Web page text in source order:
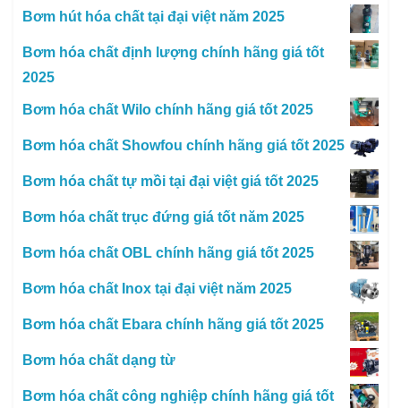
Bơm hút hóa chất tại đại việt năm 2025
Bơm hóa chất định lượng chính hãng giá tốt
2025
Bơm hóa chất Wilo chính hãng giá tốt 2025
Bơm hóa chất Showfou chính hãng giá tốt 2025
Bơm hóa chất tự mồi tại đại việt giá tốt 2025
Bơm hóa chất trục đứng giá tốt năm 2025
Bơm hóa chất OBL chính hãng giá tốt 2025
Bơm hóa chất Inox tại đại việt năm 2025
Bơm hóa chất Ebara chính hãng giá tốt 2025
Bơm hóa chất dạng từ
Bơm hóa chất công nghiệp chính hãng giá tốt